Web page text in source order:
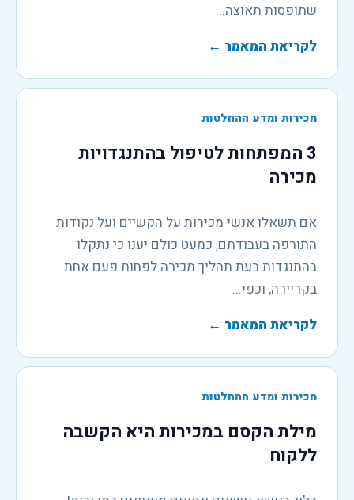
שתופסות תאוצה...
לקריאת המאמר ←
מכירות ומדע ההחלטות
3 המפתחות לטיפול בהתנגדויות
מכירה
אם תשאלו אנשי מכירות על הקשיים ועל נקודות
התורפה בעבודתם, כמעט כולם יענו כי נתקלו
בהתנגדות בעת תהליך מכירה לפחות פעם אחת
בקריירה, וכפי...
לקריאת המאמר ←
מכירות ומדע ההחלטות
מילת הקסם במכירות היא הקשבה
ללקוח